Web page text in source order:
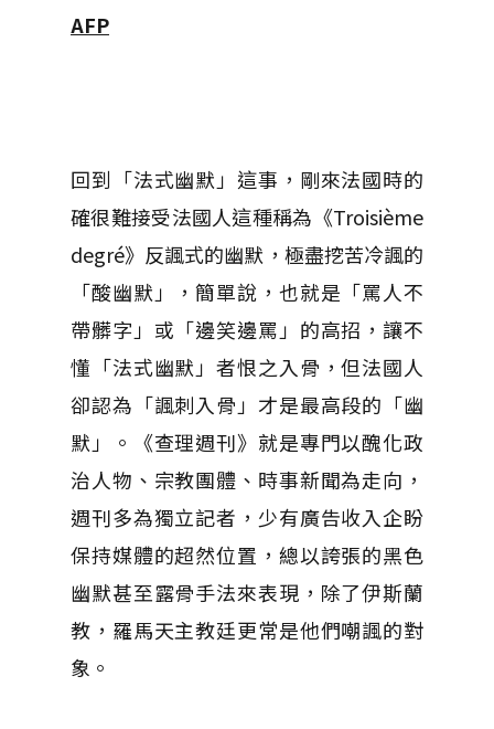
AFP
回到「法式幽默」這事，剛來法國時的
確很難接受法國人這種稱為《Troisième
degré》反諷式的幽默，極盡挖苦冷諷的
「酸幽默」，簡單說，也就是「罵人不
帶髒字」或「邊笑邊罵」的高招，讓不
懂「法式幽默」者恨之入骨，但法國人
卻認為「諷刺入骨」才是最高段的「幽
默」。《查理週刊》就是專門以醜化政
治人物、宗教團體、時事新聞為走向，
週刊多為獨立記者，少有廣告收入企盼
保持媒體的超然位置，總以誇張的黑色
幽默甚至露骨手法來表現，除了伊斯蘭
教，羅馬天主教廷更常是他們嘲諷的對
象。